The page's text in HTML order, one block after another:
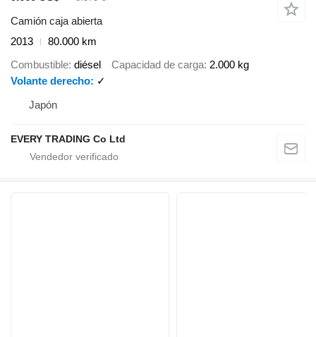
Camión caja abierta
2013
80.000 km
Combustible diésel Capacidad de carga 2.000 kg
Volante derecho
✓
Japón
EVERY TRADING Co Ltd